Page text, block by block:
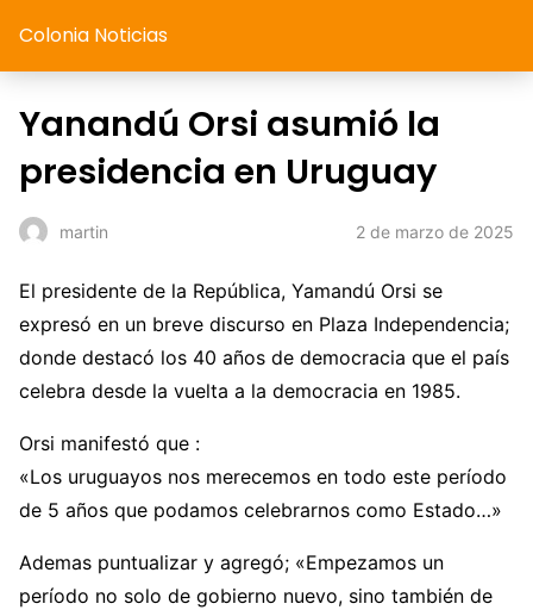
Colonia Noticias
Yanandú Orsi asumió la
presidencia en Uruguay
martin 2 de marzo de 2025
El presidente de la República, Yamandú Orsi se
expresó en un breve discurso en Plaza Independencia;
donde destacó los 40 años de democracia que el país
celebra desde la vuelta a la democracia en 1985.
Orsi manifestó que :
«Los uruguayos nos merecemos en todo este período
de 5 años que podamos celebrarnos como Estado…»
Ademas puntualizar y agregó; «Empezamos un
período no solo de gobierno nuevo, sino también de